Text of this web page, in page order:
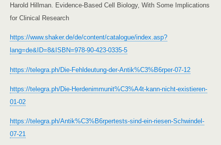
Harold Hillman. Evidence-Based Cell Biology, With Some Implications
for Clinical Research
https://www.shaker.de/de/content/catalogue/index.asp?
lang=de&ID=8&ISBN=978-90-423-0335-5
https://telegra.ph/Die-Fehldeutung-der-Antik%C3%B6rper-07-12
https://telegra.ph/Die-Herdenimmunit%C3%A4t-kann-nicht-existieren-
01-02
https://telegra.ph/Antik%C3%B6rpertests-sind-ein-riesen-Schwindel-
07-21